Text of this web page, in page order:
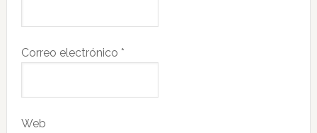
Correo electrónico *
Web